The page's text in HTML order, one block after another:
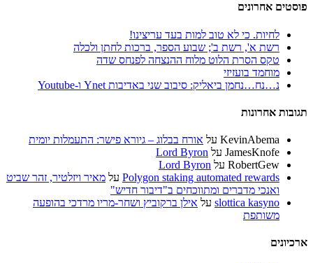
פוסטים אחרונים
לחיות. כי לא טוב למות בעד עריצינו!
רשת א', רשת ב'; שבוע הספר, ברכות לחתן ולכלה
טקס הסרת הלוט מלוח ההנצחה לפנחס שדה
מוחמד בועזיזי
נ…נח…נחמן ביאליק: סיבוב שני באדיבות Ynet ו-Youtube
תגובות אחרונות
KevinAbema על אורח בבלוג – גיורא פישר: התעמלות יומית
JamesKnofe על Lord Byron
RobertGew על Lord Byron
Polygon staking automated rewards על מאיר ויזלטיר, זהר שביט
ואנכי מדברים ומתווכחים ב"דיבור חדיש"
slottica kasyno על אילן ברקוביץ ושחר-מריו מרדכי בהופעה
משותפת
ארכיונים